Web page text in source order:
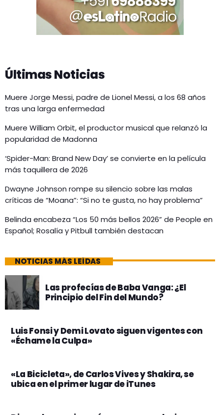
Últimas Noticias
Muere Jorge Messi, padre de Lionel Messi, a los 68 años
tras una larga enfermedad
Muere William Orbit, el productor musical que relanzó la
popularidad de Madonna
‘Spider-Man: Brand New Day’ se convierte en la película
más taquillera de 2026
Dwayne Johnson rompe su silencio sobre las malas
críticas de “Moana”: “Si no te gusta, no hay problema”
Belinda encabeza “Los 50 más bellos 2026” de People en
Español; Rosalía y Pitbull también destacan
NOTICIAS MÁS LEÍDAS
Las profecías de Baba Vanga: ¿El
Principio del Fin del Mundo?
Luis Fonsi y Demi Lovato siguen vigentes con
«Échame la Culpa»
«La Bicicleta», de Carlos Vives y Shakira, se
ubica en el primer lugar de iTunes